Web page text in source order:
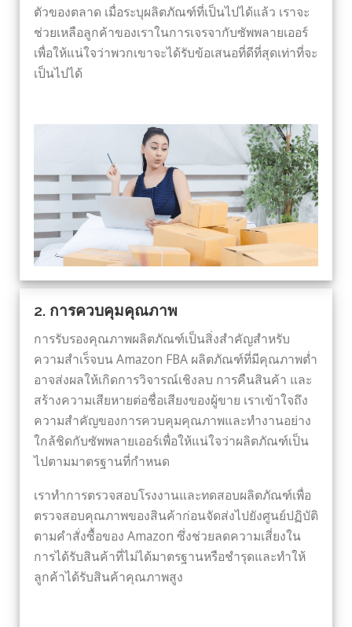
ตัวของตลาด เมื่อระบุผลิตภัณฑ์ที่เป็นไปได้แล้ว เราจะ
ช่วยเหลือลูกค้าของเราในการเจรจากับซัพพลายเออร์
เพื่อให้แน่ใจว่าพวกเขาจะได้รับข้อเสนอที่ดีที่สุดเท่าที่จะ
เป็นไปได้
2. การควบคุมคุณภาพ
การรับรองคุณภาพผลิตภัณฑ์เป็นสิ่งสำคัญสำหรับ
ความสำเร็จบน Amazon FBA ผลิตภัณฑ์ที่มีคุณภาพต่ำ
อาจส่งผลให้เกิดการวิจารณ์เชิงลบ การคืนสินค้า และ
สร้างความเสียหายต่อชื่อเสียงของผู้ขาย เราเข้าใจถึง
ความสำคัญของการควบคุมคุณภาพและทำงานอย่าง
ใกล้ชิดกับซัพพลายเออร์เพื่อให้แน่ใจว่าผลิตภัณฑ์เป็น
ไปตามมาตรฐานที่กำหนด
เราทำการตรวจสอบโรงงานและทดสอบผลิตภัณฑ์เพื่อ
ตรวจสอบคุณภาพของสินค้าก่อนจัดส่งไปยังศูนย์ปฏิบัติ
ตามคำสั่งซื้อของ Amazon ซึ่งช่วยลดความเสี่ยงใน
การได้รับสินค้าที่ไม่ได้มาตรฐานหรือชำรุดและทำให้
ลูกค้าได้รับสินค้าคุณภาพสูง